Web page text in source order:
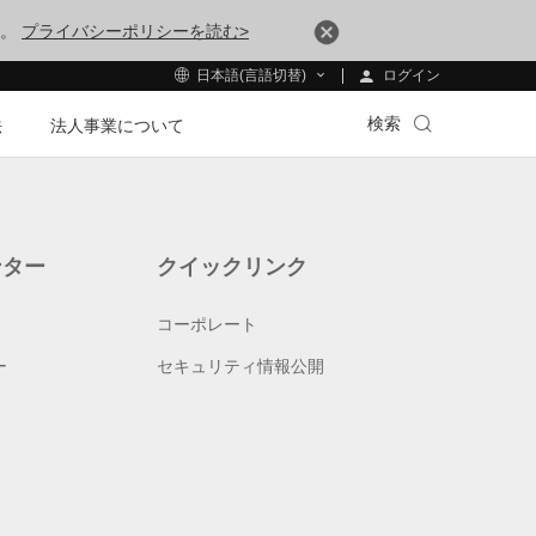
プライバシーポリシーを読む>
日本語(言語切替) ログイン
法人事業について 検索
ー クイックリンク
コーポレート
セキュリティ情報公開